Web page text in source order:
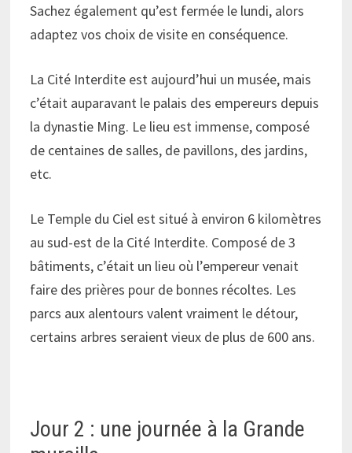
Sachez également qu’est fermée le lundi, alors
adaptez vos choix de visite en conséquence.
La Cité Interdite est aujourd’hui un musée, mais
c’était auparavant le palais des empereurs depuis
la dynastie Ming. Le lieu est immense, composé
de centaines de salles, de pavillons, des jardins,
etc.
Le Temple du Ciel est situé à environ 6 kilomètres
au sud-est de la Cité Interdite. Composé de 3
bâtiments, c’était un lieu où l’empereur venait
faire des prières pour de bonnes récoltes. Les
parcs aux alentours valent vraiment le détour,
certains arbres seraient vieux de plus de 600 ans.
Jour 2 : une journée à la Grande